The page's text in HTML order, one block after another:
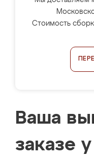
Стоимость
Ваша
заказе